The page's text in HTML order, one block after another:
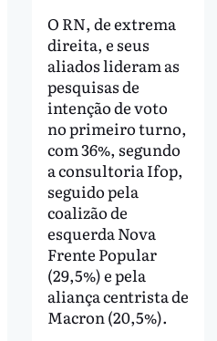
O RN, de extrema
direita, e seus
aliados lideram as
pesquisas de
intenção de voto
no primeiro turno,
com 36%, segundo
a consultoria Ifop,
seguido pela
coalizão de
esquerda Nova
Frente Popular
(29,5%) e pela
aliança centrista de
Macron (20,5%).